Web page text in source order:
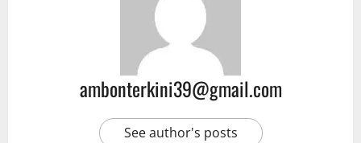
ambonterkini39@gmail.com
See author's posts